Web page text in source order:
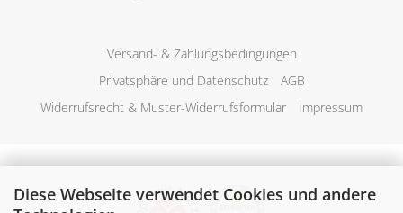
Diese Webseite verwendet Cookies und andere
Versand- & Zahlungsbedingungen
Privatsphäre und Datenschutz
AGB
Widerrufsrecht & Muster-Widerrufsformular
Impressum